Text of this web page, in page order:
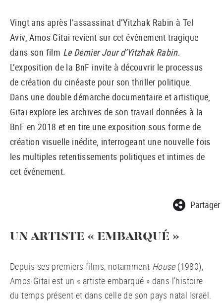
Vingt ans après l’assassinat d’Yitzhak Rabin à Tel
Aviv, Amos Gitai revient sur cet événement tragique
dans son film Le Dernier Jour d’Yitzhak Rabin.
L’exposition de la BnF invite à découvrir le processus
de création du cinéaste pour son thriller politique.
Dans une double démarche documentaire et artistique,
Gitai explore les archives de son travail données à la
BnF en 2018 et en tire une exposition sous forme de
création visuelle inédite, interrogeant une nouvelle fois
les multiples retentissements politiques et intimes de
cet événement.
Partager
UN ARTISTE « EMBARQUÉ »
Depuis ses premiers films, notamment House(1980),
Amos Gitai est un « artiste embarqué » dans l’histoire
du temps présent et dans celle de son pays natal Israël.